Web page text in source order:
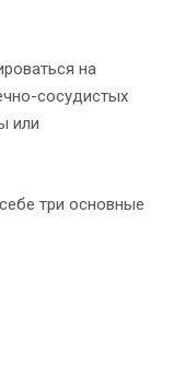
на
сосудистых
или
три основные